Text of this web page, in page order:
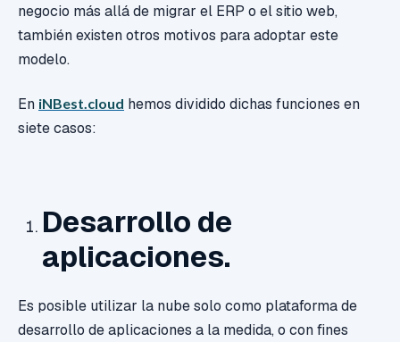
negocio más allá de migrar el ERP o el sitio web,
también existen otros motivos para adoptar este
modelo.
En iNBest.cloud hemos dividido dichas funciones en
siete casos:
Desarrollo de
aplicaciones.
Es posible utilizar la nube solo como plataforma de
desarrollo de aplicaciones a la medida, o con fines